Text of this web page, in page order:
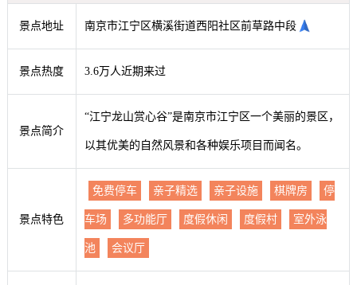
景点地址 南京市江宁区横溪街道西阳社区前草路中段
景点热度 3.6万人近期来过
景点简介
“江宁龙山赏心谷”是南京市江宁区一个美丽的景区，
以其优美的自然风景和各种娱乐项目而闻名。
景点特色
免费停车 亲子精选 亲子设施 棋牌房 停
车场 多功能厅 度假休闲 度假村 室外泳
池 会议厅